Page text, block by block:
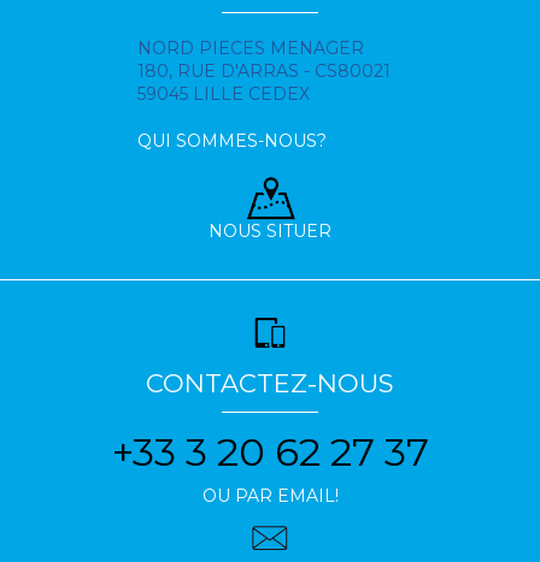
NORD PIECES MENAGER
180, RUE D'ARRAS - CS80021
59045 LILLE CEDEX
QUI SOMMES-NOUS?
NOUS SITUER
CONTACTEZ-NOUS
+33 3 20 62 27 37
OU PAR EMAIL!